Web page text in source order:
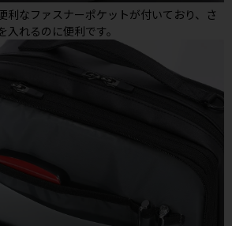
なファスナーポケットが付いており、さ
入れるのに便利です。